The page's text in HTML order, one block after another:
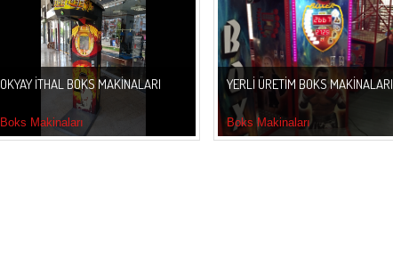
OKYAY İTHAL BOKS MAKİNALARI
Boks Makinaları
YERLİ ÜRETİM BOKS MAKİNALARI
Boks Makinaları